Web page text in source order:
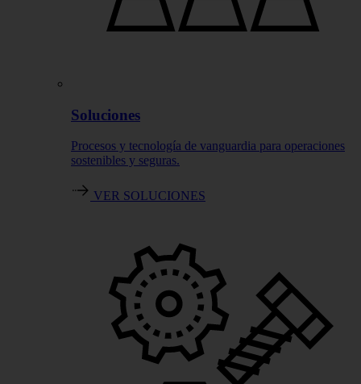
Soluciones
Procesos y tecnología de vanguardia para operaciones
sostenibles y seguras.
VER SOLUCIONES